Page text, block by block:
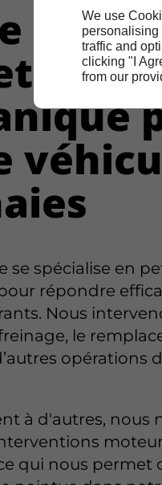
We use
personalising
traffic and
clicking "I
from our
se spécialise en
répondre
Nous
le
opérations
à d'autres, nous
qui nous permet